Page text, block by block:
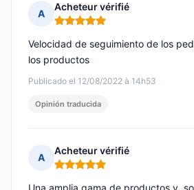
A
Acheteur vérifié
Nota: 5 de 5
Publicado el 12/08/2022 à 14h53
Velocidad de seguimiento de los
los productos
Opinión traducida
A
Acheteur vérifié
Nota: 5 de 5